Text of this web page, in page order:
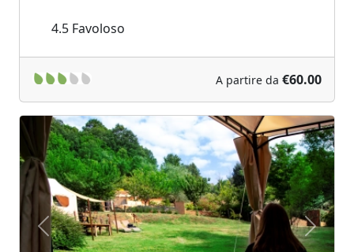
4.5 Favoloso
A partire da €60.00
Previous Next